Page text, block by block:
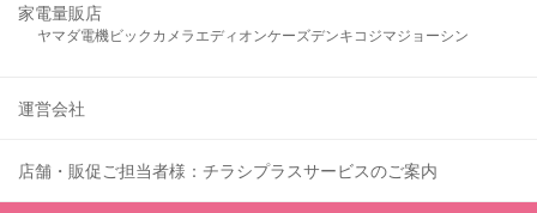
家電量販店
ヤマダ電機ビックカメラ エディオンケーズデンキ コジマジョーシン
運営会社
店舗・販促ご担当者様：チラシプラスサービスのご案内